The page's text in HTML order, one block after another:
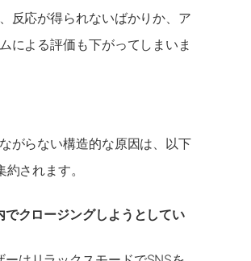
反応が得られないばかりか、ア
による評価も下がってしまいま
がらない構造的な原因は、以下
されます。
でクロージングしようとしてい